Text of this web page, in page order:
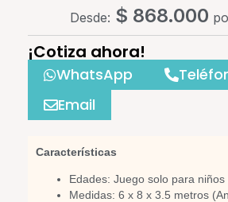
Características
Edades: Juego solo para
Medidas: 6 x 8 x 3.5 metros
Desde: $ 868.000
¡Cotiza ahora!
WhatsApp
Email